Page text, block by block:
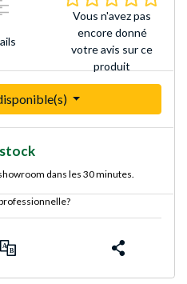
Vous n'avez pas
encore donné
votre avis sur ce
produit
dans les 30 minutes.